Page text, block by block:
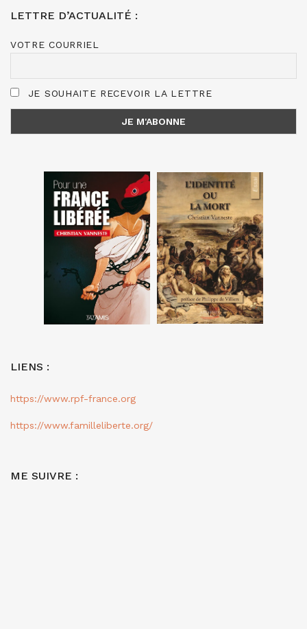
LETTRE D’ACTUALITÉ :
VOTRE COURRIEL
JE SOUHAITE RECEVOIR LA LETTRE
LIENS :
https://www.rpf-france.org
https://www.familleliberte.org/
ME SUIVRE :